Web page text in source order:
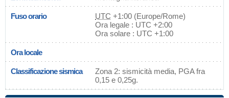
Fuso orario UTC +1:00 (Europe/Rome)
Ora legale : UTC +2:00
Ora solare : UTC +1:00
Ora locale
Classificazione sismica
Zona 2: sismicità media, PGA fra
0,15 e 0,25g.